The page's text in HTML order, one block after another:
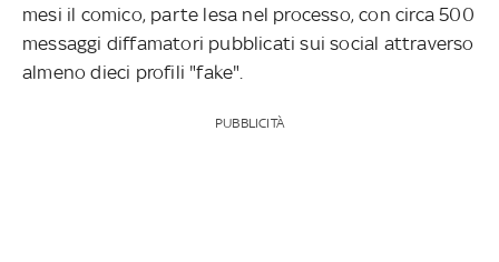
mesi il comico, parte lesa nel processo, con circa 500
messaggi diffamatori pubblicati sui social attraverso
almeno dieci profili "fake".
PUBBLICITÀ